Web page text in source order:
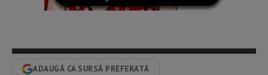
ADAUGĂ CA SURSĂ PREFERATĂ